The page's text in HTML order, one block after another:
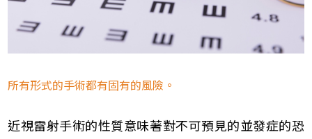
所有形式的手術都有固有的風險。
近視雷射手術的性質意味著對不可預見的並發症的恐